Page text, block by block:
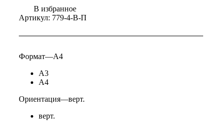
В избранное
Артикул: 779-4-В-П
Формат—А4
А3
А4
Ориентация—верт.
верт.